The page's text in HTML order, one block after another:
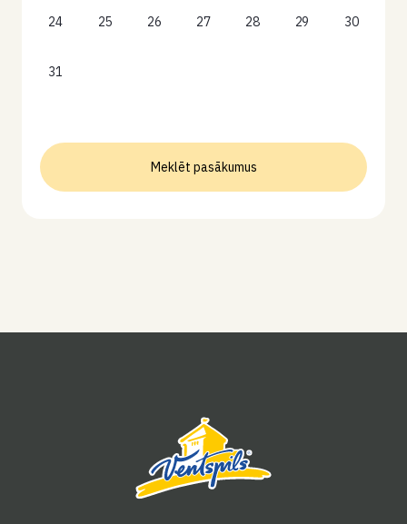
24 25 26 27 28 29 30
31
Meklēt pasākumus